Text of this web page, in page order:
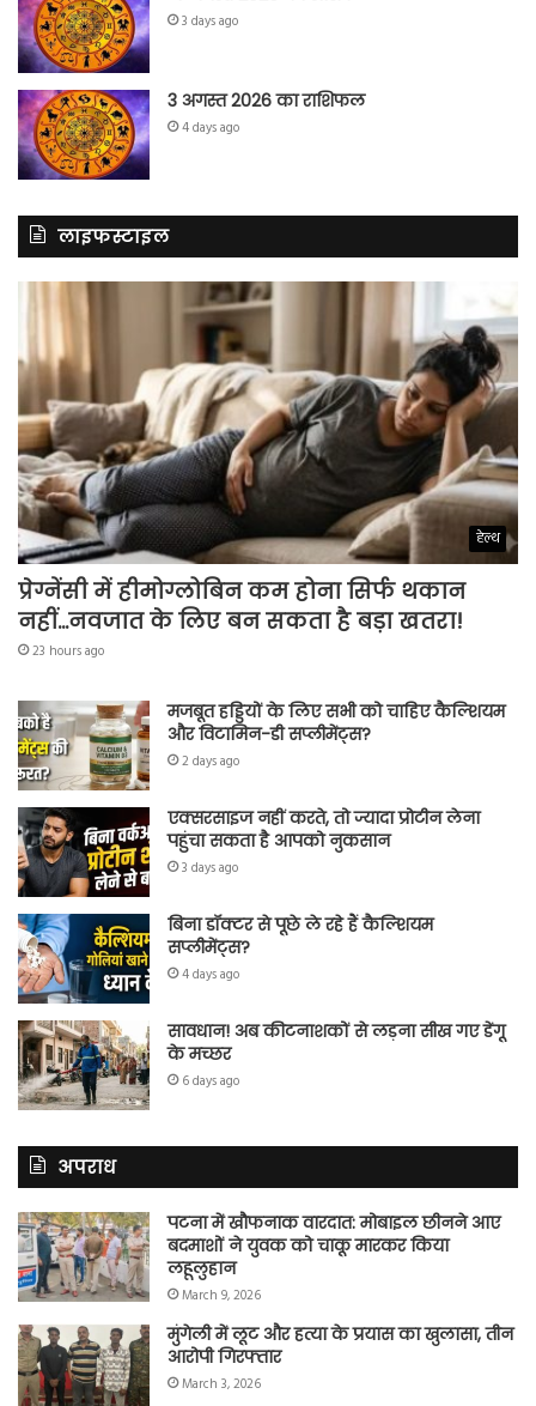
3 days ago
3 अगस्त 2026 का राशिफल
4 days ago
लाइफस्टाइल
हेल्थ
प्रेग्नेंसी में हीमोग्लोबिन कम होना सिर्फ थकान
नहीं…नवजात के लिए बन सकता है बड़ा खतरा!
23 hours ago
मजबूत हड्डियों के लिए सभी को चाहिए कैल्शियम
और विटामिन-डी सप्लीमेंट्स?
2 days ago
एक्सरसाइज नहीं करते, तो ज्यादा प्रोटीन लेना
पहुंचा सकता है आपको नुकसान
3 days ago
बिना डॉक्टर से पूछे ले रहे हैं कैल्शियम
सप्लीमेंट्स?
4 days ago
सावधान! अब कीटनाशकों से लड़ना सीख गए डेंगू
के मच्छर
6 days ago
अपराध
पटना में खौफनाक वारदात: मोबाइल छीनने आए
बदमाशों ने युवक को चाकू मारकर किया
लहूलुहान
March 9, 2026
मुंगेली में लूट और हत्या के प्रयास का खुलासा, तीन
आरोपी गिरफ्तार
March 3, 2026